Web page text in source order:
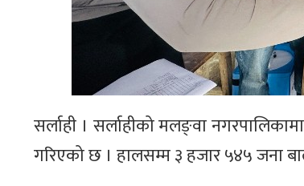
सर्लाही । सर्लाहीको मलङ्वा
गरिएको छ । हालसम्म ३ हजार ५४५ जना